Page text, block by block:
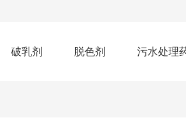
破乳剂 脱色剂 污水处理